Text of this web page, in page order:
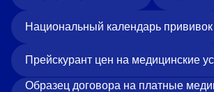
Национальный календарь прививок
Прейскурант цен на медицинские
Образец договора на платные